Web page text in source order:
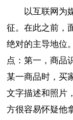
以互联网为
征。在此之前，
绝对的主导地位
点：第一，商品
某一商品时，买
文字描述和照片
方很容易怀疑他